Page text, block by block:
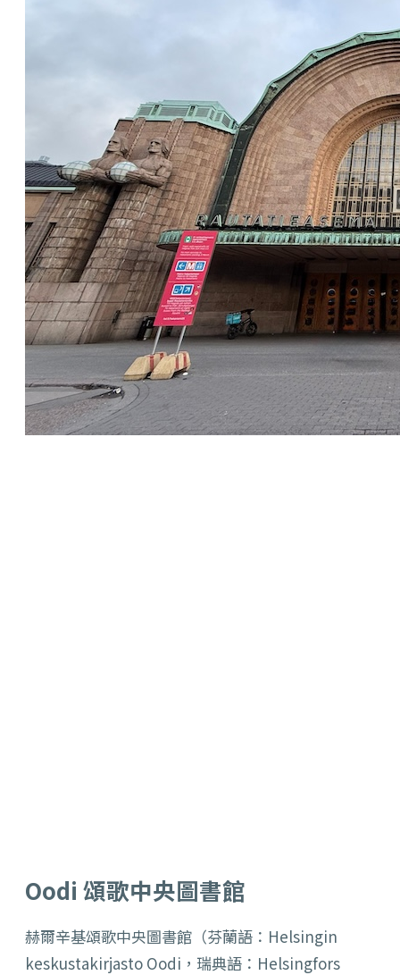
Oodi 頌歌中央圖書館
赫爾辛基頌歌中央圖書館（芬蘭語：Helsingin
keskustakirjasto Oodi，瑞典語：Helsingfors